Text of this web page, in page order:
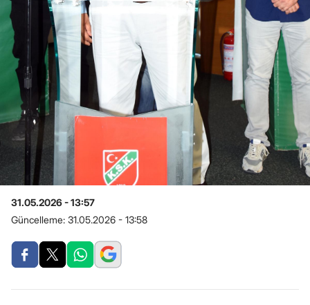
31.05.2026 - 13:57
Güncelleme: 31.05.2026 - 13:58